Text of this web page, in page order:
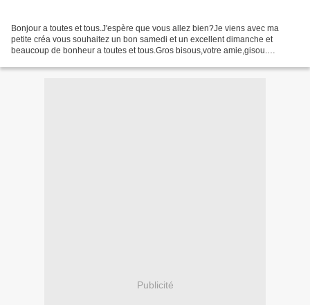
Bonjour a toutes et tous.J'espère que vous allez bien?Je viens avec ma
petite créa vous souhaitez un bon samedi et un excellent dimanche et
beaucoup de bonheur a toutes et tous.Gros bisous,votre amie,gisou.
Publicité